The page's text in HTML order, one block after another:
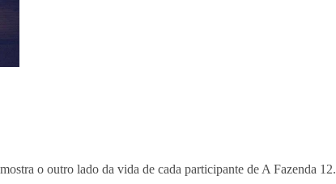
o outro lado da vida de cada participante de A Fazenda 12.